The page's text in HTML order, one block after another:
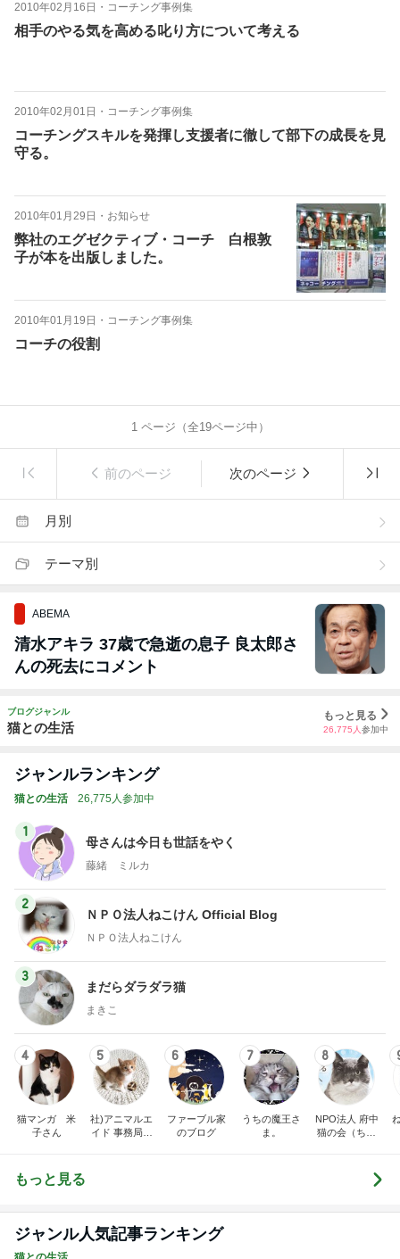
2010年02月16日 ・ コーチング事例集
相手のやる気を高める叱り方について考える
2010年02月01日 ・ コーチング事例集
コーチングスキルを発揮し支援者に徹して部下の成長を見
守る。
2010年01月29日 ・ お知らせ
弊社のエグゼクティブ・コーチ 白根敦
子が本を出版しました。
2010年01月19日 ・ コーチング事例集
コーチの役割
1ページ（全19ページ中）
前のページ 次のページ
月別
テーマ別
ABEMA
清水アキラ 37歳で急逝の息子 良太郎さ
んの死去にコメント
ブログジャンル
猫との生活
もっと見る
26,775 人 参加中
ジャンルランキング
猫との生活 26,775人参加中
1
母さんは今日も世話をやく
藤緒 ミルカ
2
ＮＰＯ法人ねこけん Official Blog
ＮＰＯ法人ねこけん
3
まだらダラダラ猫
まきこ
4
猫マンガ 米
子さん
5
社)アニマルエ
イド 事務局＆
6
ファーブル家
のブログ
7
うちの魔王さ
ま。
8
NPO法人 府中
猫の会（ちゅ
もっと見る
ジャンル人気記事ランキング